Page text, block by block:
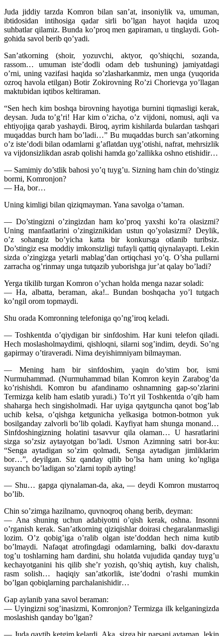
Juda jiddiy tarzda Komron bilan san’at, insoniylik va, umuman,
ibtidosidan intihosiga qadar sirli bo’lgan hayot haqida uzoq
suhbatlar qilamiz. Bunda ko’proq men gapiraman, u tinglaydi. Goh-
gohida savol berib qo’yadi.
San’atkorning (shoir, yozuvchi, aktyor, qo’shiqchi, sozanda,
rassom… umuman iste’dodli odam deb tushuning) jamiyatdagi
o’rni, uning vazifasi haqida so’zlasharkanmiz, men unga (yuqorida
ozroq havola etilgan) Botir Zokirovning Ro’zi Chorievga yo’llagan
maktubidan iqtibos keltiraman.
“Sen hech kim boshqa birovning hayotiga burnini tiqmasligi kerak,
deysan. Juda to’g’ri! Har kim o’zicha, o’z vijdoni, nomusi, aqli va
ehtiyojiga qarab yashaydi. Biroq, ayrim kishilarda bulardan tashqari
muqaddas burch ham bo’ladi…” Bu muqaddas burch san’atkorning
o’z iste’dodi bilan odamlarni g’aflatdan uyg’otishi, nafrat, mehrsizlik
va vijdonsizlikdan asrab qolishi hamda go’zallikka oshno etishidir…
— Samimiy do’stlik bahosi yo’q tuyg’u. Sizning ham chin do’stingiz
bormi, Komronjon?
— Ha, bor…
Uning kimligi bilan qiziqmayman. Yana savolga o’taman.
— Do’stingizni o’zingizdan ham ko’proq yaxshi ko’ra olasizmi?
Uning manfaatlarini o’zingiznikidan ustun qo’yolasizmi? Deylik,
o’z sohangiz bo’yicha katta bir konkursga otlanib turibsiz.
Do’stingiz esa moddiy imkonsizligi tufayli qattiq qiynalayapti. Lekin
sizda o’zingizga yetarli mablag’dan ortiqchasi yo’q. O’sha pullarni
zarracha og’rinmay unga tutqazib yuborishga jur’at qalay bo’ladi?
Yerga tikilib turgan Komron o’ychan holda menga nazar soladi:
— Ha, albatta, beraman, aka!.. Bundan boshqacha yo’l tutgach
ko’ngil orom topmaydi.
Shu orada Komronning telefoniga qo’ng’iroq keladi.
— Toshkentda o’qiydigan bir sinfdoshim. Har kuni telefon qiladi.
Hech moslasholmaydimi, qishloqni, silarni sog’indim, deydi. So’ng
gapirmay o’tiraveradi. Nima deyishimniyam bilmayman.
— Mening ham bir sinfdoshim, yaqin do’stim bor, ismi
Nurmuhammad. (Nurmuhammad bilan Komron keyin Zarabog’da
ko’rishishdi. Komron bu afandinamo oshnamning gap-so’zlarini
Termizga kelib ham eslatib yuradi.) To’rt yil Toshkentda o’qib ham
shaharga hech singisholmadi. Har uyiga qaytguncha qanot bog’lab
uchib kelsa, o’qishga ketgunicha yelkasiga botmon-botmon yuk
bosilganday zalvorli bo’lib qoladi. Kayfiyat ham shunga monand…
Sinfdoshingizning holatini tasavvur qila olaman… U hasratlarini
sizga so’zsiz aytayotgan bo’ladi. Usmon Azimning satri bor-ku:
“Senga aytadigan so’zim qolmadi, Senga aytadigan jimliklarim
bor…”, deyilgan. Siz qanday qilib bo’lsa ham uning ko’ngliga
suyanch bo’ladigan so’zlarni topib ayting!
— Shu… gapga qiynalaman-da, aka, — deydi Komron mustarroq
bo’lib.
Chin so’zimga hazilnamo, quvnoqroq ohang berib, deyman:
— Ana shuning uchun adabiyotni o’qish kerak, oshna. Insonni
o’rganish kerak. San’atkorning qiziqishlar doirasi chegaralanmasligi
lozim. O’z qobig’iga o’ralib olgan iste’doddan hech nima kutib
bo’lmaydi. Nafaqat atrofingdagi odamlarning, balki dov-daraxtu
tog’u toshlarning ham dardini, shu holatda vujudida qanday tuyg’u
kechayotganini his qilib she’r yozish, qo’shiq aytish, kuy chalish,
rasm solish… haqiqiy san’atkorlik, iste’dodni o’rashi mumkin
bo’lgan qobiqlarning parchalanishidir…
Gap aylanib yana savol beraman:
— Uyingizni sog’inasizmi, Komronjon? Termizga ilk kelganingizda
moslashish qanday bo’lgan?